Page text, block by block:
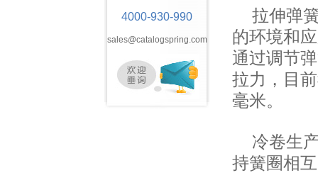
4000-930-990
sales@catalogspring.com
拉伸弹
的环境和
通过调节
拉力，目
毫米。
冷卷生
持簧圈相